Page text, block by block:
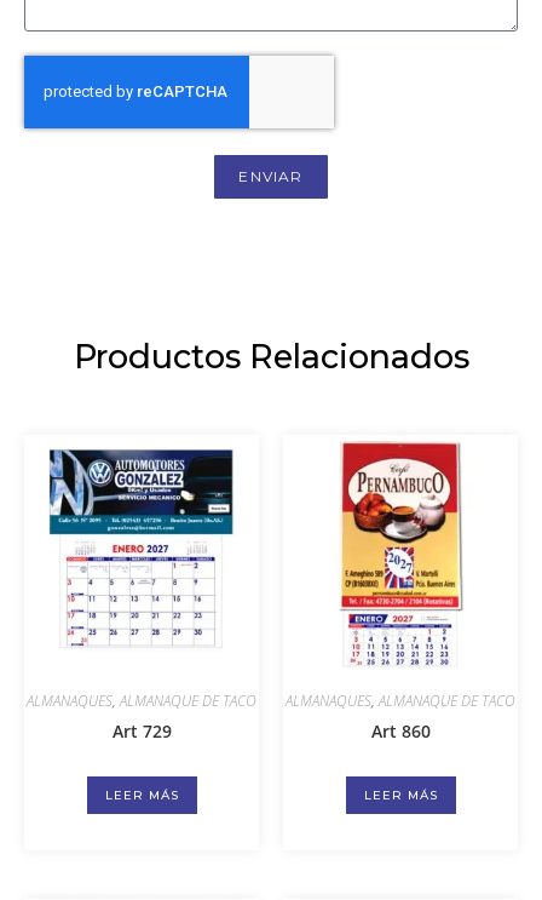
ENVIAR
Productos Relacionados
ALMANAQUES,ALMANAQUE DE TACO
Art 729
LEER MÁS
ALMANAQUES,ALMANAQUE DE TACO
Art 860
LEER MÁS